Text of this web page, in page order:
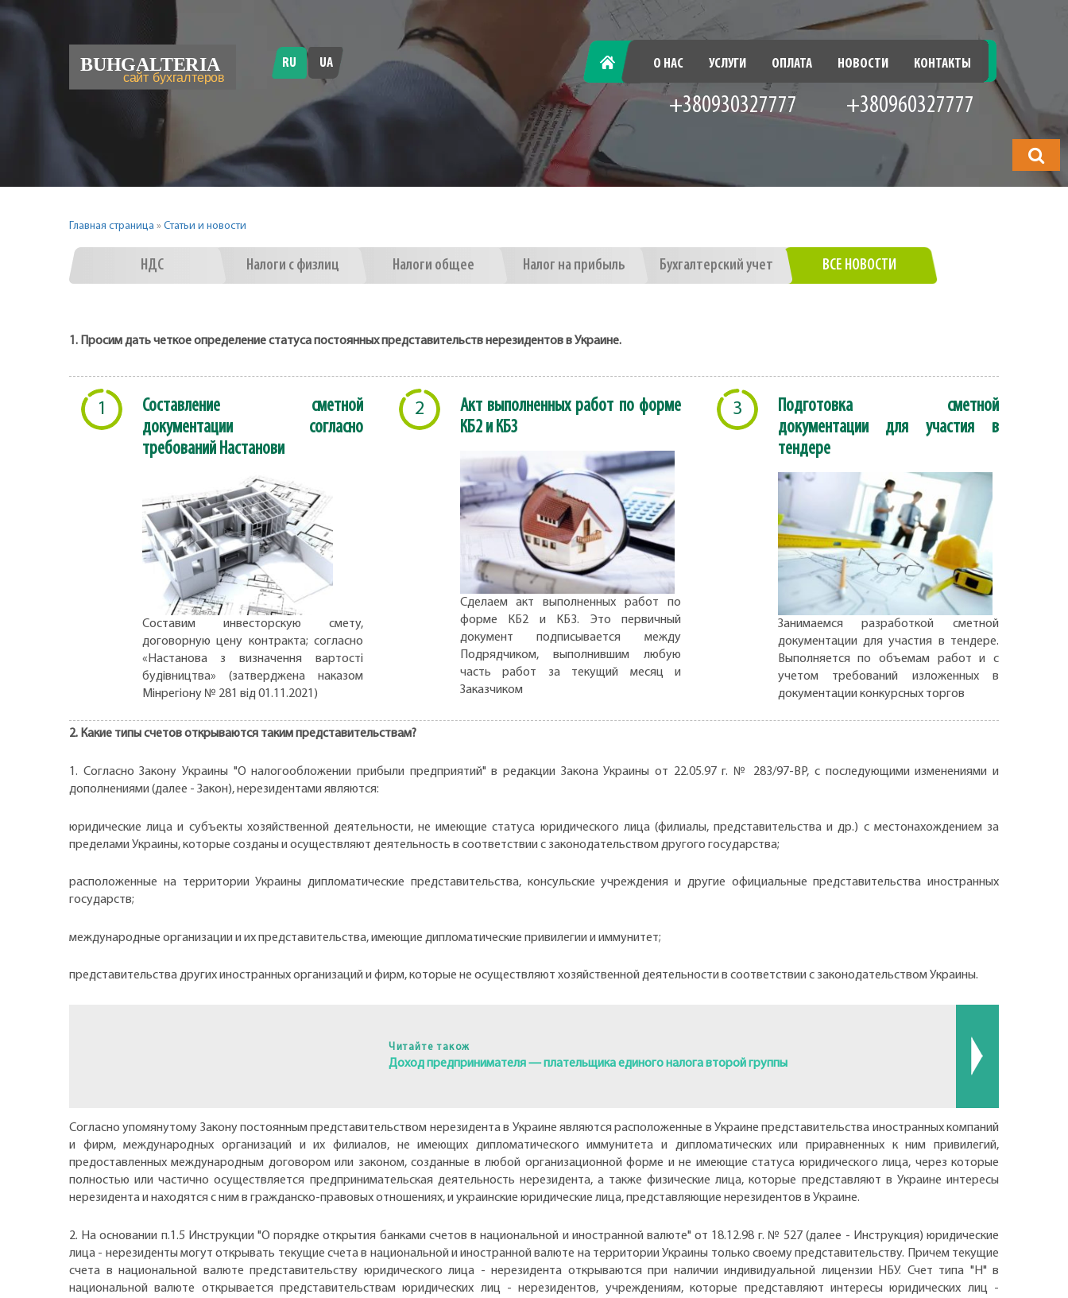
будете
RU UA ГЛАВНАЯ О НАС УСЛУГИ ОПЛАТА НОВОСТИ КОНТАКТЫ
+380930327777 +380960327777
Главная страница » Статьи и новости
НДС Налоги с физлиц Налоги общее Налог на прибыль Бухгалтерский учет ВСЕ НОВОСТИ
1. Просим дать четкое определение статуса постоянных представительств нерезидентов в Украине.
1
Составление сметной
документации согласно
требований Настанови
Составим инвесторскую смету,
договорную цену контракта; согласно
«Настанова з визначення вартості
будівництва» (затверджена наказом
Мінрегіону № 281 від 01.11.2021)
2
Акт выполненных работ по форме
КБ2 и КБ3
Сделаем акт выполненных работ по
форме КБ2 и КБ3. Это первичный
документ подписывается между
Подрядчиком, выполнившим любую
часть работ за текущий месяц и
Заказчиком
3
Подготовка сметной
документации для участия в
тендере
Занимаемся разработкой сметной
документации для участия в тендере.
Выполняется по объемам работ и с
учетом требований изложенных в
документации конкурсных торгов
2. Какие типы счетов открываются таким представительствам?
1. Согласно Закону Украины "О налогообложении прибыли предприятий" в редакции Закона Украины от 22.05.97 г. № 283/97-ВР, с последующими изменениями и
дополнениями (далее - Закон), нерезидентами являются:
юридические лица и субъекты хозяйственной деятельности, не имеющие статуса юридического лица (филиалы, представительства и др.) с местонахождением за
пределами Украины, которые созданы и осуществляют деятельность в соответствии с законодательством другого государства;
расположенные на территории Украины дипломатические представительства, консульские учреждения и другие официальные представительства иностранных
государств;
международные организации и их представительства, имеющие дипломатические привилегии и иммунитет;
представительства других иностранных организаций и фирм, которые не осуществляют хозяйственной деятельности в соответствии с законодательством Украины.
Читайте також
Доход предпринимателя — плательщика единого налога второй группы
Согласно упомянутому Закону постоянным представительством нерезидента в Украине являются расположенные в Украине представительства иностранных компаний
и фирм, международных организаций и их филиалов, не имеющих дипломатического иммунитета и дипломатических или приравненных к ним привилегий,
предоставленных международным договором или законом, созданные в любой организационной форме и не имеющие статуса юридического лица, через которые
полностью или частично осуществляется предпринимательская деятельность нерезидента, а также физические лица, которые представляют в Украине интересы
нерезидента и находятся с ним в гражданско-правовых отношениях, и украинские юридические лица, представляющие нерезидентов в Украине.
2. На основании п.1.5 Инструкции "О порядке открытия банками счетов в национальной и иностранной валюте" от 18.12.98 г. № 527 (далее - Инструкция) юридические
лица - нерезиденты могут открывать текущие счета в национальной и иностранной валюте на территории Украины только своему представительству. Причем текущие
счета в национальной валюте представительству юридического лица - нерезидента открываются при наличии индивидуальной лицензии НБУ. Счет типа "Н" в
национальной валюте открывается представительствам юридических лиц - нерезидентов, учреждениям, которые представляют интересы юридических лиц -